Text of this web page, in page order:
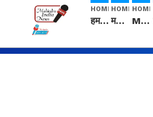
HOME
हम सनातनी..." सांसद kangana Ranaut से क्या बोली लड़की? Viral Jantar-Mantar | CJP protest
HOME
मनीषा हत्याकांड: हत्या, आत्महत्या या कोई बड़ा राज? | Full Story | Josh Haryana
HOME
Mangalsutra: हिंदू धर्म में शादी के बाद मंगलसूत्र क्यों पहनती है महिलाएं, किसने शुरु की ये परंपरा